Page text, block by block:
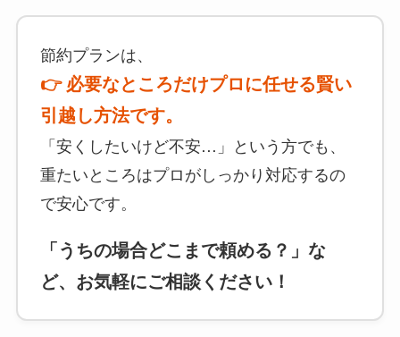
節約プランは、
👉 必要なところだけプロに任せる賢い
引越し方法です。
「安くしたいけど不安…」という方でも、
重たいところはプロがしっかり対応するの
で安心です。
「うちの場合どこまで頼める？」な
ど、お気軽にご相談ください！